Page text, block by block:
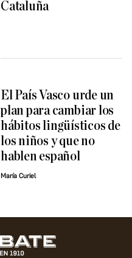
Cataluña
El País Vasco urde un
plan para cambiar los
hábitos lingüísticos de
los niños y que no
hablen español
María Curiel